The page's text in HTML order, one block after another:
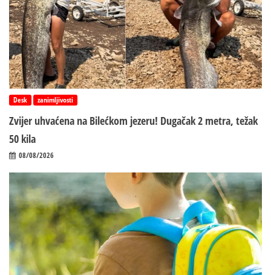
Desk zanimljivosti
Zvijer uhvaćena na Bilećkom jezeru! Dugačak 2 metra, težak
50 kila
08/08/2026